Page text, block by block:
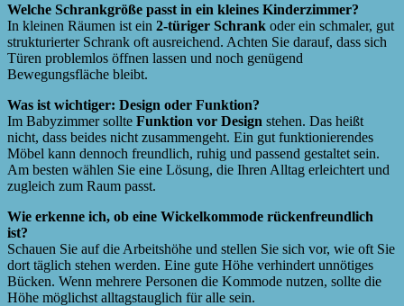
Welche Schrankgröße passt in ein kleines Kinderzimmer?
In kleinen Räumen ist ein 2-türiger Schrank oder ein schmaler, gut
strukturierter Schrank oft ausreichend. Achten Sie darauf, dass sich
Türen problemlos öffnen lassen und noch genügend
Bewegungsfläche bleibt.
Was ist wichtiger: Design oder Funktion?
Im Babyzimmer sollte Funktion vor Design stehen. Das heißt
nicht, dass beides nicht zusammengeht. Ein gut funktionierendes
Möbel kann dennoch freundlich, ruhig und passend gestaltet sein.
Am besten wählen Sie eine Lösung, die Ihren Alltag erleichtert und
zugleich zum Raum passt.
Wie erkenne ich, ob eine Wickelkommode rückenfreundlich
ist?
Schauen Sie auf die Arbeitshöhe und stellen Sie sich vor, wie oft Sie
dort täglich stehen werden. Eine gute Höhe verhindert unnötiges
Bücken. Wenn mehrere Personen die Kommode nutzen, sollte die
Höhe möglichst alltagstauglich für alle sein.